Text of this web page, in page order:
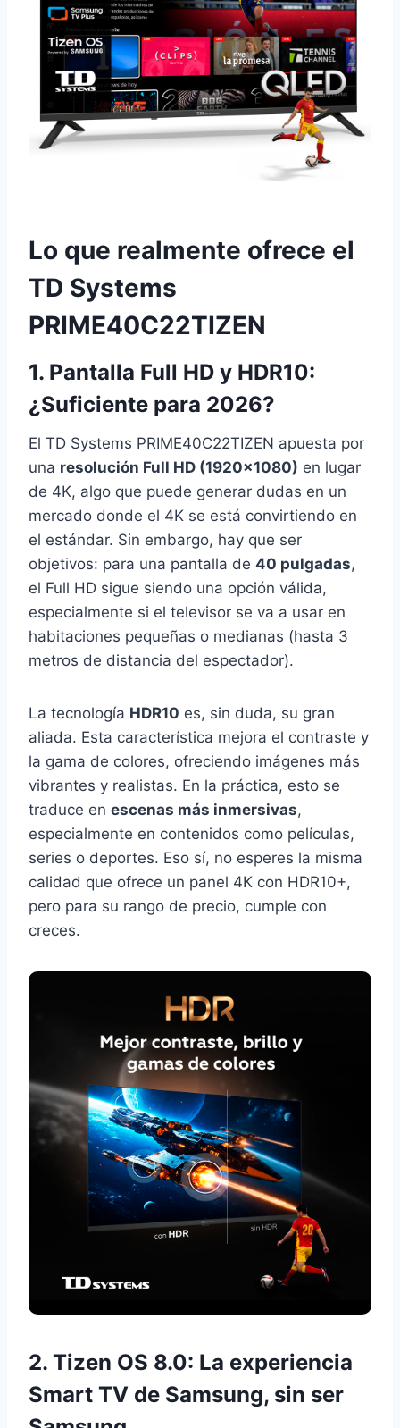
Lo que realmente ofrece el
TD Systems
PRIME40C22TIZEN
1. Pantalla Full HD y HDR10:
¿Suficiente para 2026?
El TD Systems PRIME40C22TIZEN apuesta por
una resolución Full HD (1920×1080) en lugar
de 4K, algo que puede generar dudas en un
mercado donde el 4K se está convirtiendo en
el estándar. Sin embargo, hay que ser
objetivos: para una pantalla de 40 pulgadas,
el Full HD sigue siendo una opción válida,
especialmente si el televisor se va a usar en
habitaciones pequeñas o medianas (hasta 3
metros de distancia del espectador).
La tecnología HDR10 es, sin duda, su gran
aliada. Esta característica mejora el contraste y
la gama de colores, ofreciendo imágenes más
vibrantes y realistas. En la práctica, esto se
traduce en escenas más inmersivas,
especialmente en contenidos como películas,
series o deportes. Eso sí, no esperes la misma
calidad que ofrece un panel 4K con HDR10+,
pero para su rango de precio, cumple con
creces.
2. Tizen OS 8.0: La experiencia
Smart TV de Samsung, sin ser